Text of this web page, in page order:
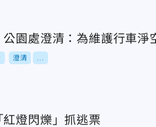
園處澄清：為維護行車淨
澄清
燈閃爍」抓逃票